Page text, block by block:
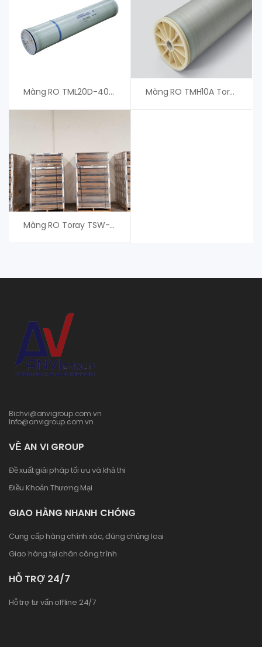
Màng RO TML20D-400 Toray – An Vi Group Cung Cấp Màng RO TMH10A Toray – Giá Tốt
Màng RO Toray TSW-440LE – Phân Phối Chính Hãng
Bichvi@anvigroup.com.vn
Info@anvigroup.com.vn
VỀ AN VI GROUP
Đề xuất giải pháp tối ưu và khả thi
Điều Khoản Thương Mại
GIAO HÀNG NHANH CHÓNG
Cung cấp hàng chính xác, đúng chủng loại
Giao hàng tại chân công trình
HỖ TRỢ 24/7
Hỗ trợ tư vấn offline 24/7